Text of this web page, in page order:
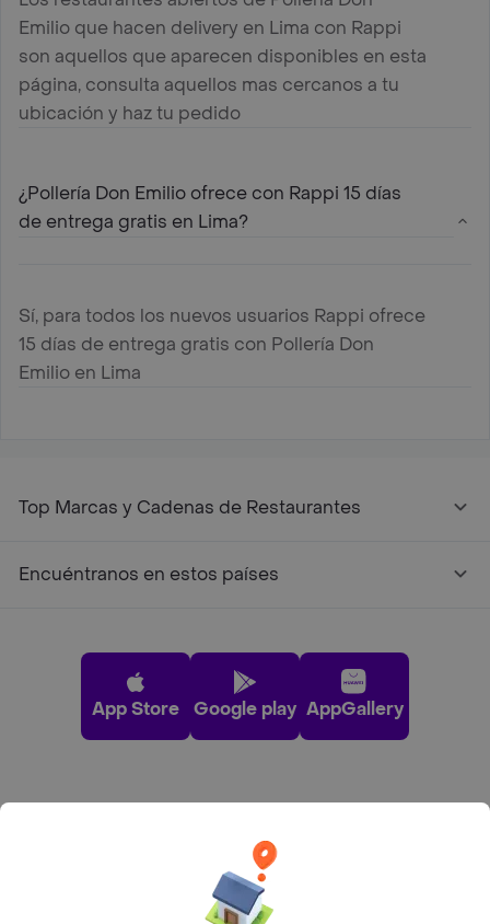
Emilio que hacen delivery en Lima con Rappi
son aquellos que aparecen disponibles en esta
página, consulta aquellos mas cercanos a tu
ubicación y haz tu pedido
¿Pollería Don Emilio ofrece con Rappi 15 días
de entrega gratis en Lima?
Sí, para todos los nuevos usuarios Rappi ofrece
15 días de entrega gratis con Pollería Don
Emilio en Lima
Top Marcas y Cadenas de Restaurantes
Encuéntranos en estos países
App Store Google play AppGallery